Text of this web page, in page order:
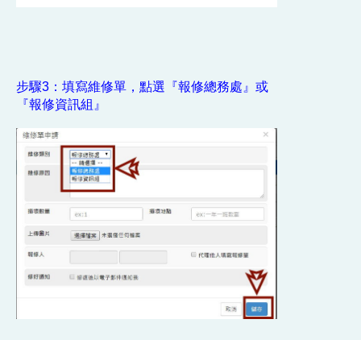
步驟3：填寫維修單，點選『報修總務處』或
『報修資訊組』